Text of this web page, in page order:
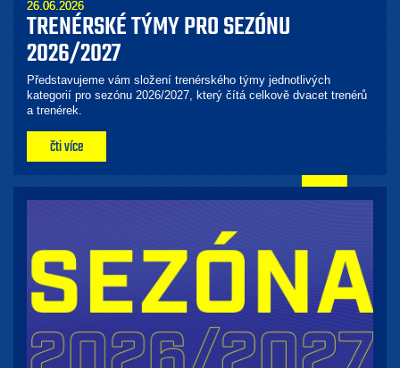
26.06.2026
TRENÉRSKÉ TÝMY PRO SEZÓNU
2026/2027
Představujeme vám složení trenérského týmy jednotlivých
kategorií pro sezónu 2026/2027, který čítá celkově dvacet trenérů
a trenérek.
čti více